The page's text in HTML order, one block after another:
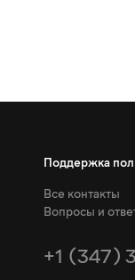
Поддержка
Все контакты
Вопросы и
+1 (347)